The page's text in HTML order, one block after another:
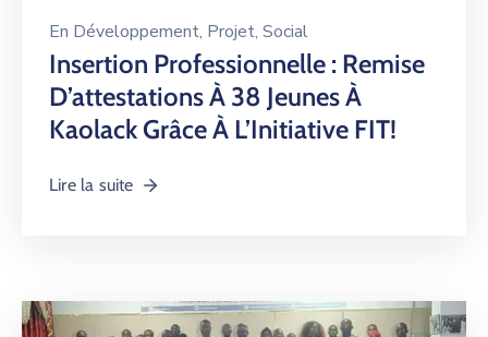
En Développement‚ Projet‚ Social
Insertion Professionnelle : Remise
D’attestations À 38 Jeunes À
Kaolack Grâce À L’Initiative FIT!
Lire la suite